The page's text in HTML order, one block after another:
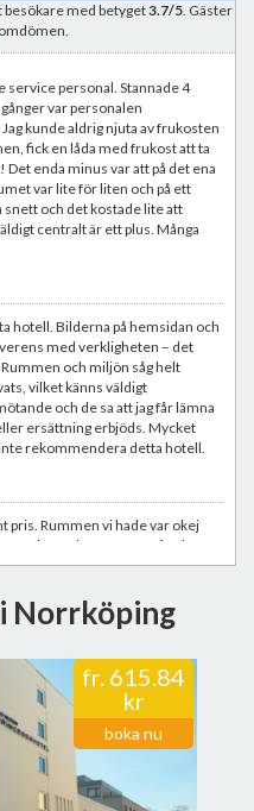
med betyget3.7/5. Gäster
service personal. Stannade 4
var personalen
kunde aldrig njuta av frukosten
fick en låda med frukost att ta
enda minus var att på det ena
var lite för liten och på ett
och det kostade lite att
centralt är ett plus. Många
hotell. Bilderna på hemsidan och
med verkligheten – det
och miljön såg helt
vilket känns väldigt
och de sa att jag får lämna
ersättning erbjöds. Mycket
rekommendera detta hotell.
pris. Rummen vi hade var okej
och när det är varmt så saknar
alla vi hade kontakt med
De ordnade de nog bättre
vi verkligen uppskattade
personalen som gör att man
var jättejättefräsch ! Luftig och
rekommenderas!
Norrköping
fr. 615.84
kr
boka nu